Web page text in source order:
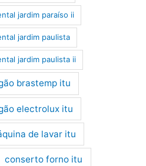
jardim paraíso ii
jardim paulista
jardim paulista ii
brastemp itu
electrolux itu
de lavar itu
conserto forno itu